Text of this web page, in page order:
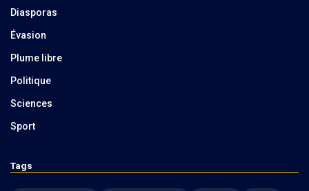
Diasporas
Évasion
Plume libre
Politique
Sciences
Sport
Tags